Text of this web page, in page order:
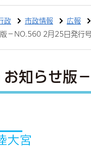
政 市政情報 広報
－NO.560 2月25日発行
お知らせ版